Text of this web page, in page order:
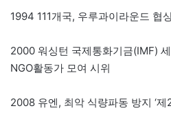
1994 111개국, 우루과이라운드 협
2000 워싱턴 국제통화기금(IMF)
NGO활동가 모여 시위
2008 유엔, 최악 식량파동 방지 ‘제